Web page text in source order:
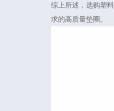
综上所述，选购塑
求的高质量垫圈。